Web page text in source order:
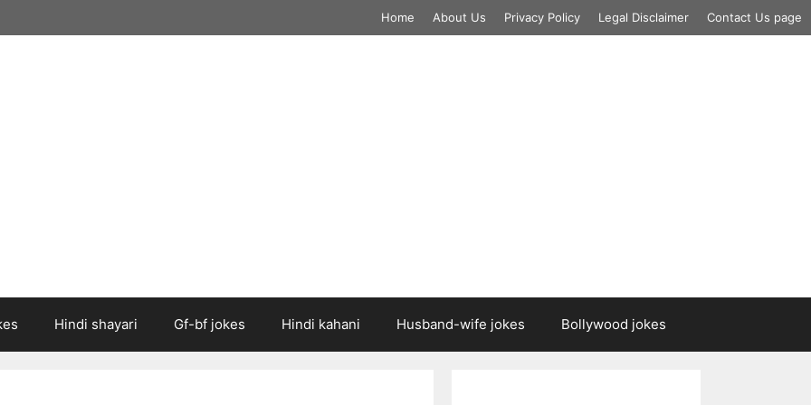
Home About Us Privacy Policy Legal Disclaimer Contact Us page
Hindi shayari Gf-bf jokes Hindi kahani Husband-wife jokes Bollywood jokes